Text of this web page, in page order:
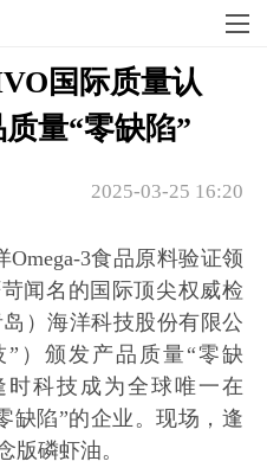
国际质量认
量“零缺陷”
2025-03-25 16:20
3食品原料验证领
闻名的国际顶尖权威检
）海洋科技股份有限公
）颁发产品质量“零缺
时科技成为全球唯一在
缺陷”的企业。现场，逢
版磷虾油。